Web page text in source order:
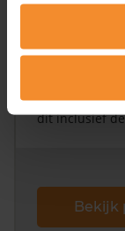
Alleen
Een
omliggende
dit inclusief
Bekijk